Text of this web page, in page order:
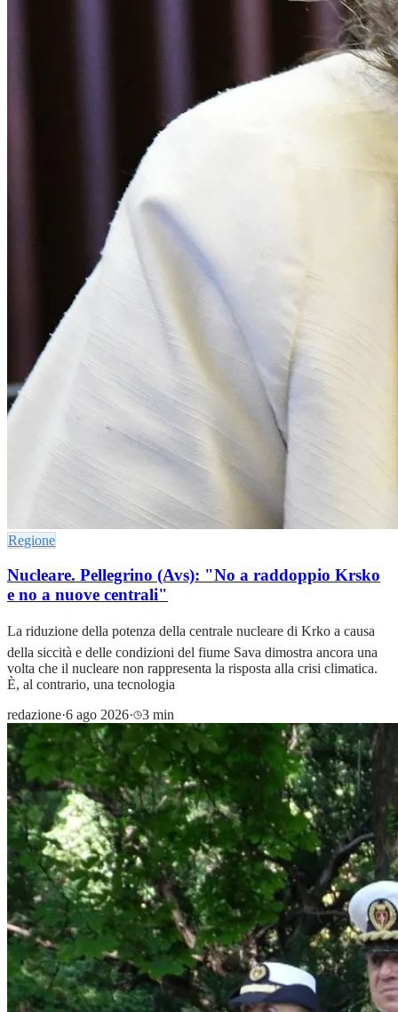
Regione
Nucleare. Pellegrino (Avs): "No a raddoppio Krsko
e no a nuove centrali"
La riduzione della potenza della centrale nucleare di Krko a causa
della siccità e delle condizioni del fiume Sava dimostra ancora una
volta che il nucleare non rappresenta la risposta alla crisi climatica.
È, al contrario, una tecnologia
redazione·6 ago 2026· 3 min